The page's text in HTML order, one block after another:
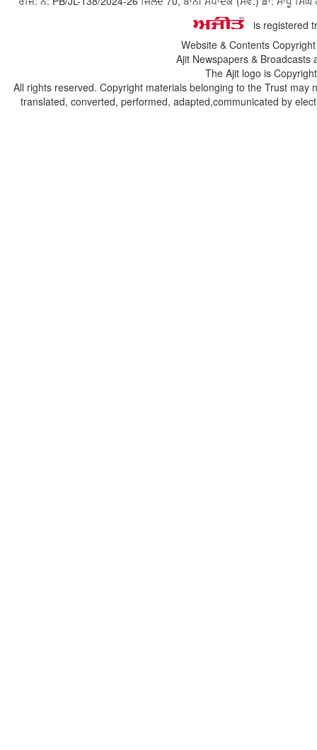
is registered
Website & Contents
Ajit Newspapers &
The Ajit logo is
All rights reserved. Copyright materials belonging to the Trust
translated, converted, performed, adapted,communicated by